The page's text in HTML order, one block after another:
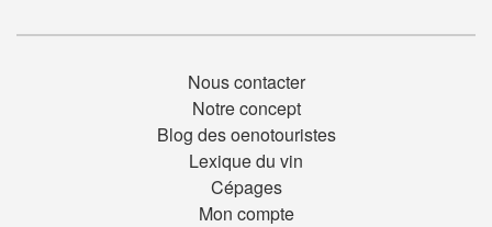
Nous contacter
Notre concept
Blog des oenotouristes
Lexique du vin
Cépages
Mon compte